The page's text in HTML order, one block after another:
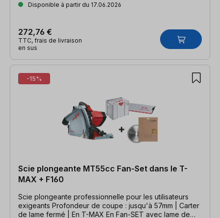
Disponible à partir du 17.06.2026
272,76 €
TTC, frais de livraison
en sus
-15%
Scie plongeante MT55cc Fan-Set dans le T-
MAX + F160
Scie plongeante professionnelle pour les utilisateurs
exigeants Profondeur de coupe : jusqu'à 57mm | Carter
de lame fermé | En T-MAX En Fan-SET avec lame de